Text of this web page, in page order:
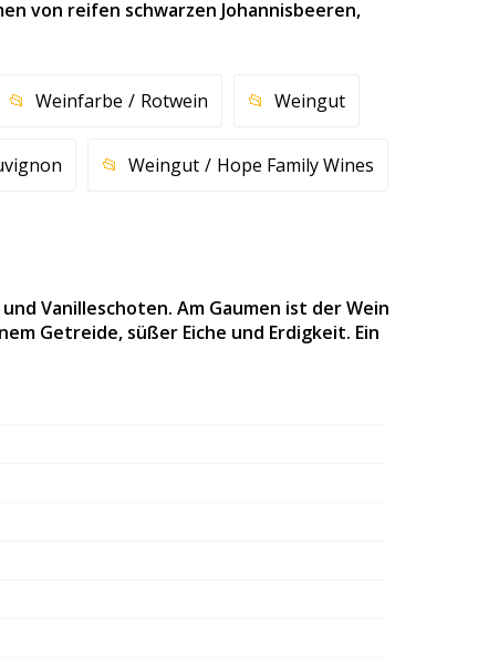
von reifen schwarzen Johannisbeeren,
Weinfarbe Rotwein Weingut
Weingut Hope Family Wines
Vanilleschoten. Am Gaumen ist der Wein
Getreide, süßer Eiche und Erdigkeit. Ein